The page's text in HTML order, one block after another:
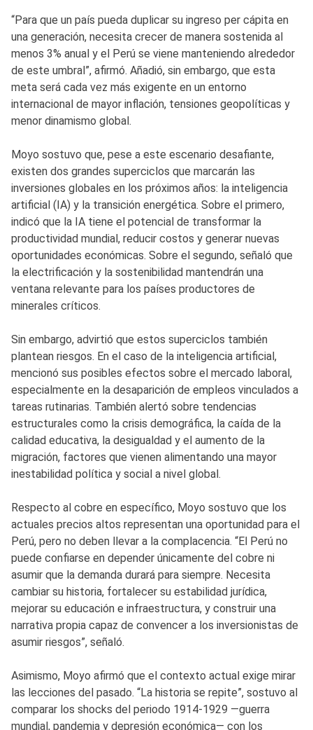
“Para que un país pueda duplicar su ingreso per cápita en
una generación, necesita crecer de manera sostenida al
menos 3% anual y el Perú se viene manteniendo alrededor
de este umbral”, afirmó. Añadió, sin embargo, que esta
meta será cada vez más exigente en un entorno
internacional de mayor inflación, tensiones geopolíticas y
menor dinamismo global.
Moyo sostuvo que, pese a este escenario desafiante,
existen dos grandes superciclos que marcarán las
inversiones globales en los próximos años: la inteligencia
artificial (IA) y la transición energética. Sobre el primero,
indicó que la IA tiene el potencial de transformar la
productividad mundial, reducir costos y generar nuevas
oportunidades económicas. Sobre el segundo, señaló que
la electrificación y la sostenibilidad mantendrán una
ventana relevante para los países productores de
minerales críticos.
Sin embargo, advirtió que estos superciclos también
plantean riesgos. En el caso de la inteligencia artificial,
mencionó sus posibles efectos sobre el mercado laboral,
especialmente en la desaparición de empleos vinculados a
tareas rutinarias. También alertó sobre tendencias
estructurales como la crisis demográfica, la caída de la
calidad educativa, la desigualdad y el aumento de la
migración, factores que vienen alimentando una mayor
inestabilidad política y social a nivel global.
Respecto al cobre en específico, Moyo sostuvo que los
actuales precios altos representan una oportunidad para el
Perú, pero no deben llevar a la complacencia. “El Perú no
puede confiarse en depender únicamente del cobre ni
asumir que la demanda durará para siempre. Necesita
cambiar su historia, fortalecer su estabilidad jurídica,
mejorar su educación e infraestructura, y construir una
narrativa propia capaz de convencer a los inversionistas de
asumir riesgos”, señaló.
Asimismo, Moyo afirmó que el contexto actual exige mirar
las lecciones del pasado. “La historia se repite”, sostuvo al
comparar los shocks del periodo 1914-1929 —guerra
mundial, pandemia y depresión económica— con los